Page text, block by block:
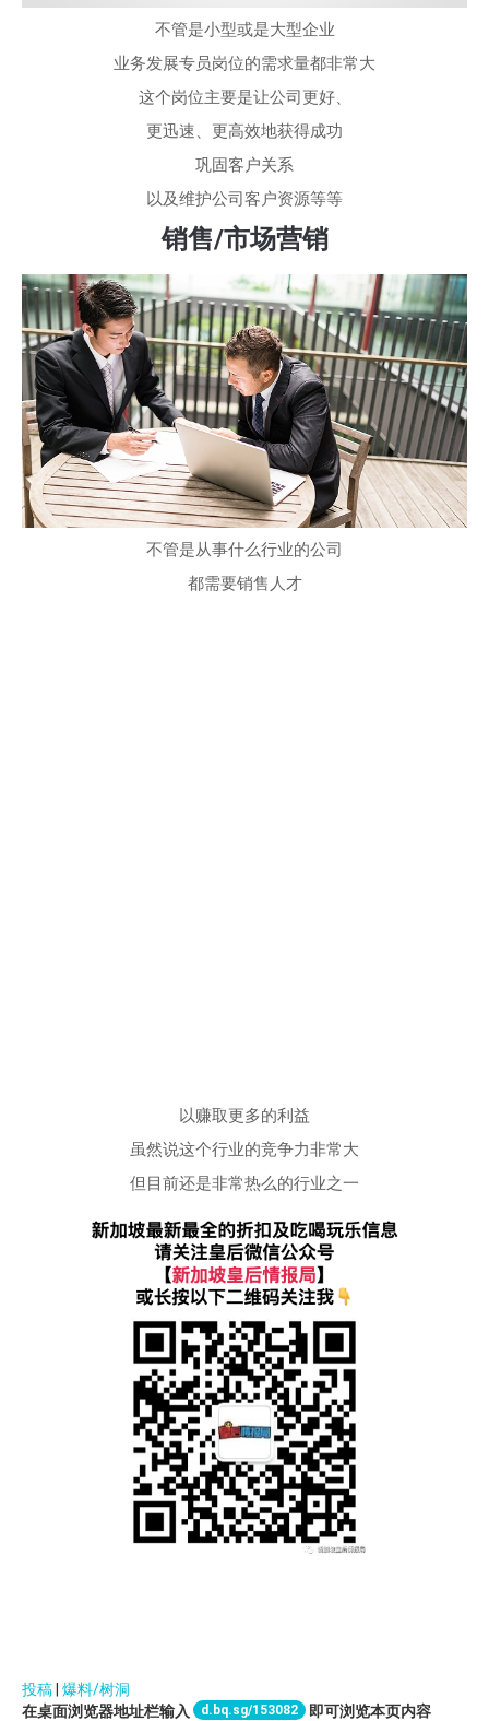
不管是小型或是大型企业
业务发展专员岗位的需求量都非常大
这个岗位主要是让公司更好、
更迅速、更高效地获得成功
巩固客户关系
以及维护公司客户资源等等
销售/市场营销
不管是从事什么行业的公司
都需要销售人才
以赚取更多的利益
虽然说这个行业的竞争力非常大
但目前还是非常热么的行业之一
投稿 爆料/树洞
在桌面浏览器地址栏输入
d.bq.sg/153082 即可浏览本页内容